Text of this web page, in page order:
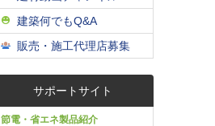
建築何でもQ&A
販売・施工代理店募集
サポートサイト
節電・省エネ製品紹介